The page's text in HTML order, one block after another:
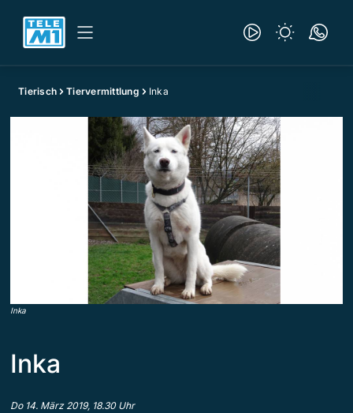
Tierisch Tiervermittlung Inka
Inka
Inka
Do 14. März 2019, 18.30 Uhr